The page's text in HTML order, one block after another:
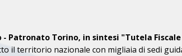
- Patronato Torino, in sintesi "Tutela
il territorio nazionale con migliaia di sedi